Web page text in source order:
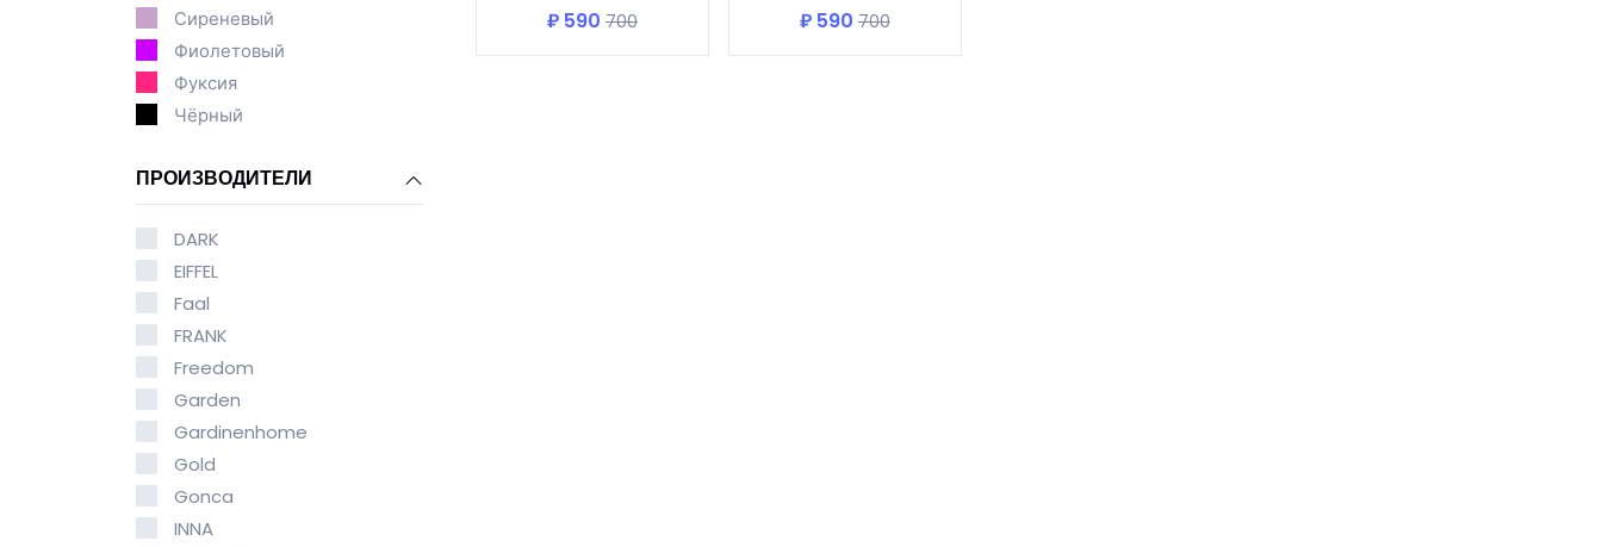
Сиреневый
Фиолетовый
Фуксия
Чёрный
ПРОИЗВОДИТЕЛИ
DARK
EIFFEL
Faal
FRANK
Freedom
Garden
Gardinenhome
Gold
Gonca
INNA
₽ 590 700 ₽ 590 700